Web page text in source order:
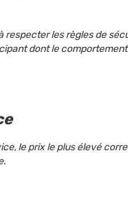
respecter les règles de
dont le
le prix le plus élevé